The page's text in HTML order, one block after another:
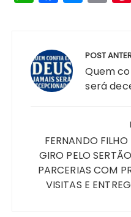
ts
A
p
e
b
o
k
s
e
n
er
y
Li
n
Post
POST
Quem
será
FERNANDO
GIRO PELO
PARCERIAS COM
VISITAS E